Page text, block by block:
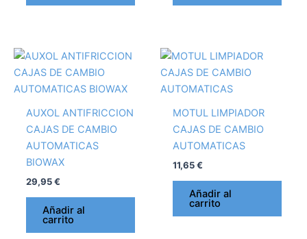
AUXOL ANTIFRICCION
CAJAS DE CAMBIO
AUTOMATICAS
BIOWAX
29,95€
Añadir al
carrito
MOTUL LIMPIADOR
CAJAS DE CAMBIO
AUTOMATICAS
11,65€
Añadir al
carrito